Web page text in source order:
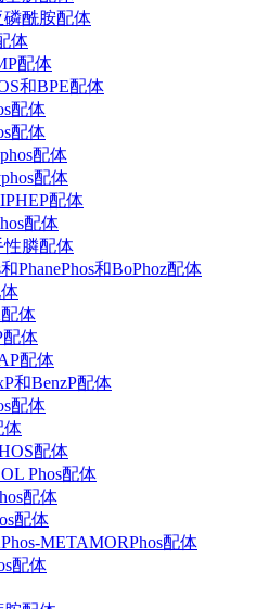
磷酰胺配体
体
配体
和BPE配体
配体
配体
配体
配体
配体
配体
性膦配体
PhanePhos和BoPhoz配体
体
配体
配体
和BenzP配体
配体
体
配体
Phos配体
配体
配体
METAMORPhos配体
配体